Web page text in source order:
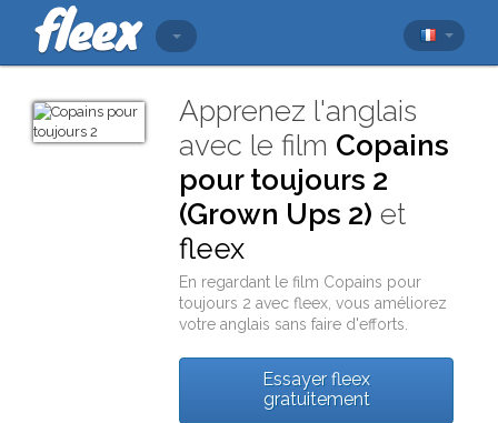
Apprenez l'anglais
avec le film Copains
pour toujours 2
(Grown Ups 2) et
fleex
En regardant le film Copains pour
toujours 2 avecfleex , vous améliorez
votre anglais sans faire d'efforts.
Essayer fleex
gratuitement